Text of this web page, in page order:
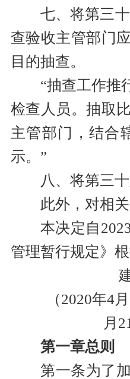
七、将第三
查验收主管部门
目的抽查。
“抽查工作推
检查人员。抽取
主管部门，结合
示。”
八、将第三
此外，对相
本决定自
管理暂行规定》
（2020年4
月
第一章总则
第一条为了